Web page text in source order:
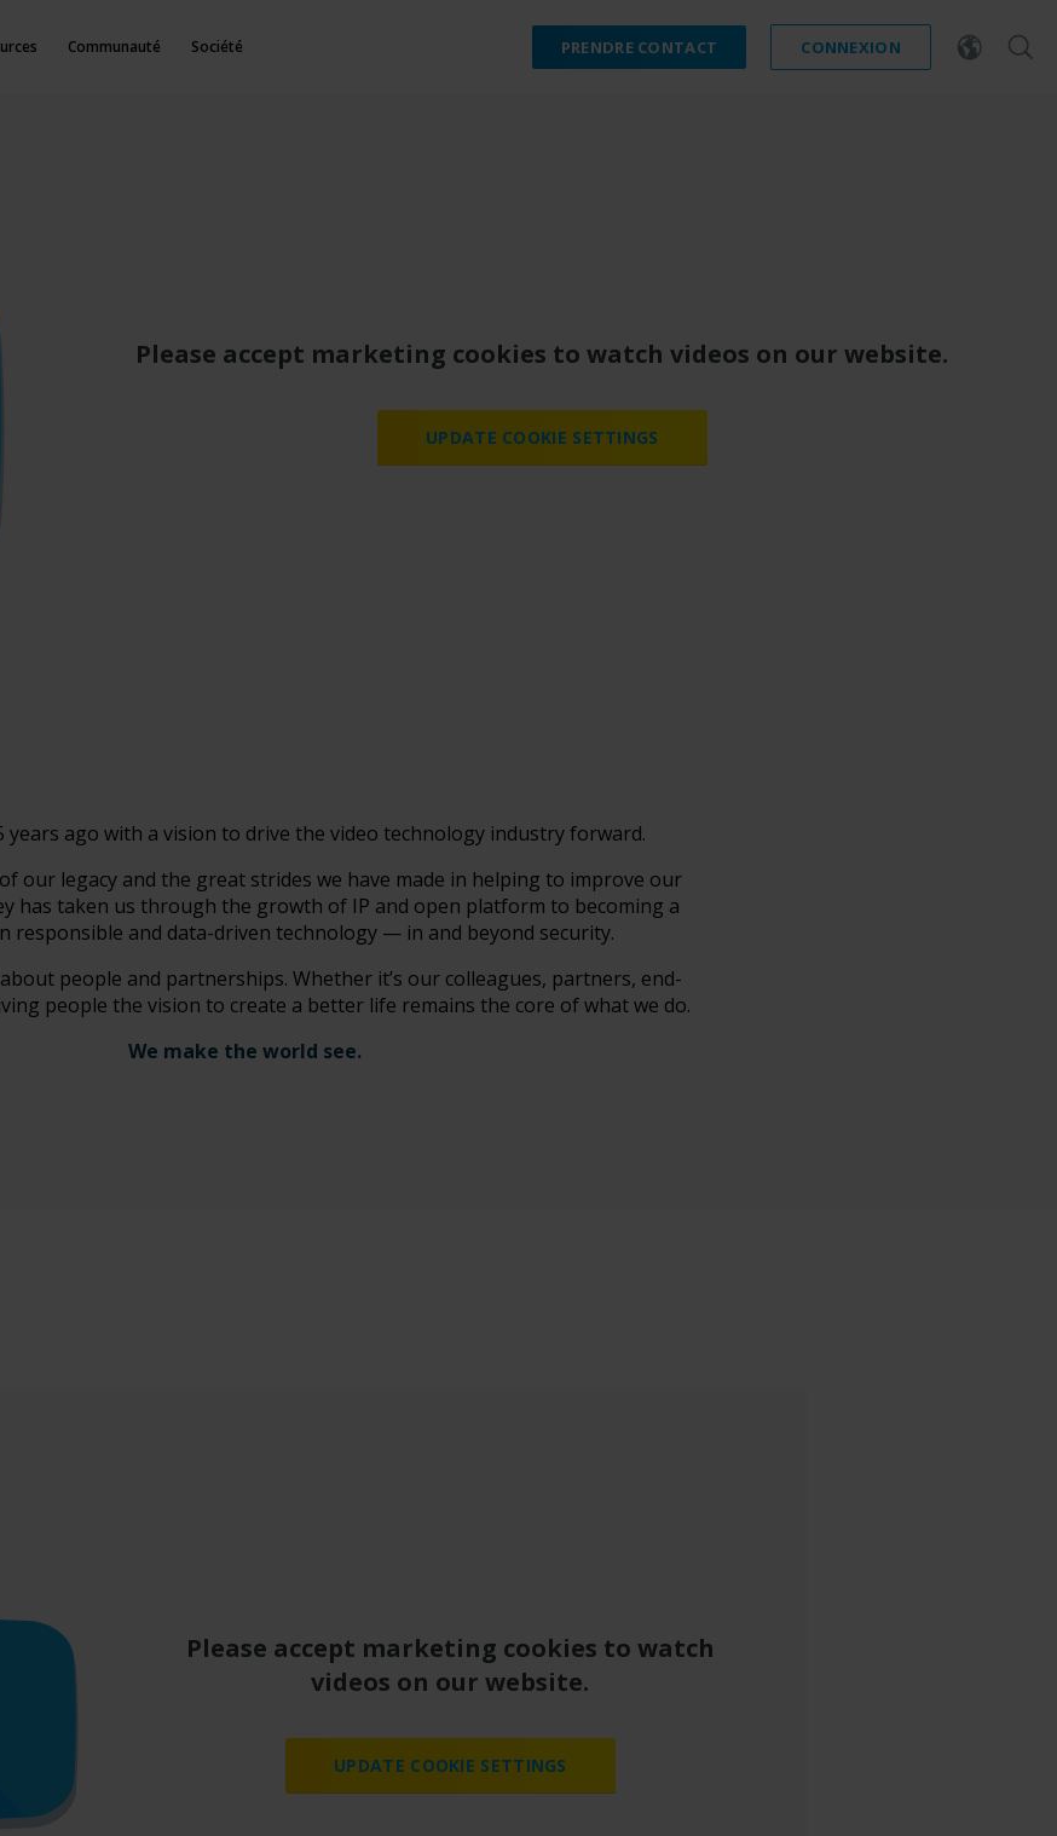
Communauté Société PRENDRE CONTACT CONNEXION
Please accept marketing cookies to watch videos on our website.
UPDATE COOKIE SETTINGS
de Milestone
years ago with a vision to drive the video technology industry forward.
our legacy and the great strides we have made in helping to improve our
has taken us through the growth of IP and open platform to becoming a
responsible and data-driven technology — in and beyond security.
people and partnerships. Whether it’s our colleagues, partners, end-
people the vision to create a better life remains the core of what we do.
We make the world see.
Please accept marketing cookies to watch
videos on our website.
UPDATE COOKIE SETTINGS